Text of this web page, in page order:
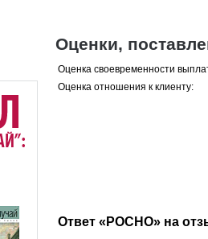
Оценки,
Оценка своевременности
Оценка отношения к клиенту:
Ответ «РОСНО» на